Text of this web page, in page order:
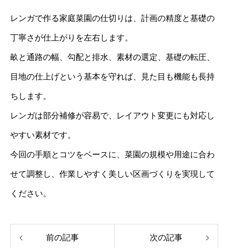
レンガで作る家庭菜園の仕切りは、計画の精度と基礎の
丁寧さが仕上がりを左右します。
畝と通路の幅、勾配と排水、素材の選定、基礎の転圧、
目地の仕上げという基本を守れば、見た目も機能も長持
ちします。
レンガは部分補修が容易で、レイアウト変更にも対応し
やすい素材です。
今回の手順とコツをベースに、菜園の規模や用途に合わ
せて調整し、作業しやすく美しい区画づくりを実現して
ください。
前の記事 次の記事